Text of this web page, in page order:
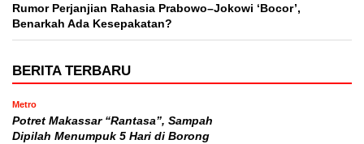
Rumor Perjanjian Rahasia Prabowo–Jokowi ‘Bocor’,
Benarkah Ada Kesepakatan?
BERITA TERBARU
Metro
Potret Makassar “Rantasa”, Sampah
Dipilah Menumpuk 5 Hari di Borong